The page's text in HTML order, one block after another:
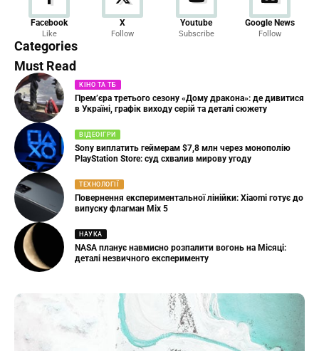
Facebook
Like
X
Follow
Youtube
Subscribe
Google News
Follow
Categories
Новини
23 Articles
Must Read
КІНО ТА ТБ
Прем’єра третього сезону «Дому дракона»: де дивитися
в Україні, графік виходу серій та деталі сюжету
ВІДЕОІГРИ
Sony виплатить геймерам $7,8 млн через монополію
PlayStation Store: суд схвалив мирову угоду
ТЕХНОЛОГІЇ
Повернення експериментальної лінійки: Xiaomi готує до
випуску флагман Mix 5
НАУКА
NASA планує навмисно розпалити вогонь на Місяці:
деталі незвичного експерименту